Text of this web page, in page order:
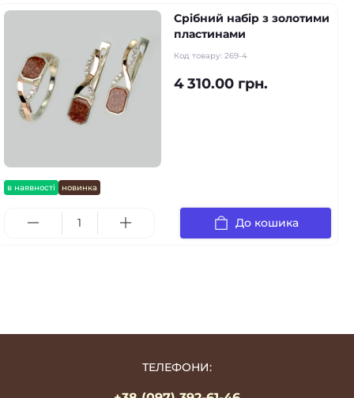
в наявності новинка
Срібний набір з золотими
пластинами
Код товару: 269-4
4 310.00 грн.
До кошика
ТЕЛЕФОНИ: